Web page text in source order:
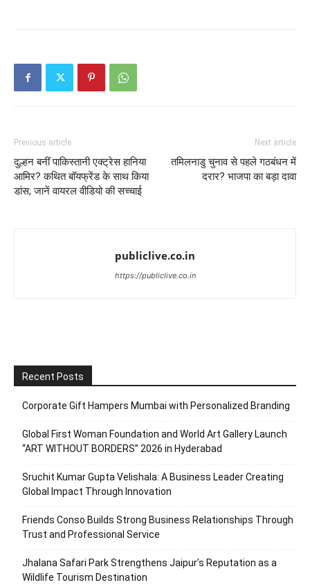
Previous article
दुल्हन बनीं पाकिस्तानी एक्ट्रेस हानिया
आमिर? कथित बॉयफ्रेंड के साथ किया
डांस; जानें वायरल वीडियो की सच्चाई
Next article
तमिलनाडु चुनाव से पहले गठबंधन में
दरार? भाजपा का बड़ा दावा
publiclive.co.in
https://publiclive.co.in
Recent Posts
Corporate Gift Hampers Mumbai with Personalized Branding
Global First Woman Foundation and World Art Gallery Launch
“ART WITHOUT BORDERS” 2026 in Hyderabad
Sruchit Kumar Gupta Velishala: A Business Leader Creating
Global Impact Through Innovation
Friends Conso Builds Strong Business Relationships Through
Trust and Professional Service
Jhalana Safari Park Strengthens Jaipur’s Reputation as a
Wildlife Tourism Destination